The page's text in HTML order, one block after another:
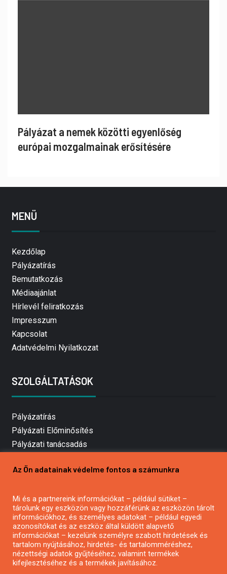
Pályázat a nemek közötti egyenlőség
európai mozgalmainak erősítésére
MENÜ
Kezdőlap
Pályázatírás
Bemutatkozás
Médiaajánlat
Hírlevél feliratkozás
Impresszum
Kapcsolat
Adatvédelmi Nyilatkozat
SZOLGÁLTATÁSOK
Pályázatírás
Pályázati Előminősítés
Pályázati tanácsadás
Mezőgazdasági pályázatírás
Pályázatírás civil szervezeteknek
Pályázatírás önkormányzatoknak
Pályázatfigyelés
Specifikus pályázatfigyelés vagy hírlevél
Az Ön adatainak védelme fontos a számunkra
Mi és a partnereink információkat – például sütiket –
tárolunk egy eszközön vagy hozzáférünk az eszközön tárolt
információkhoz, és személyes adatokat – például egyedi
azonosítókat és az eszköz által küldött alapvető
információkat – kezelünk személyre szabott hirdetések és
tartalom nyújtásához, hirdetés- és tartalomméréshez,
nézettségi adatok gyűjtéséhez, valamint termékek
kifejlesztéséhez és a termékek javításához.